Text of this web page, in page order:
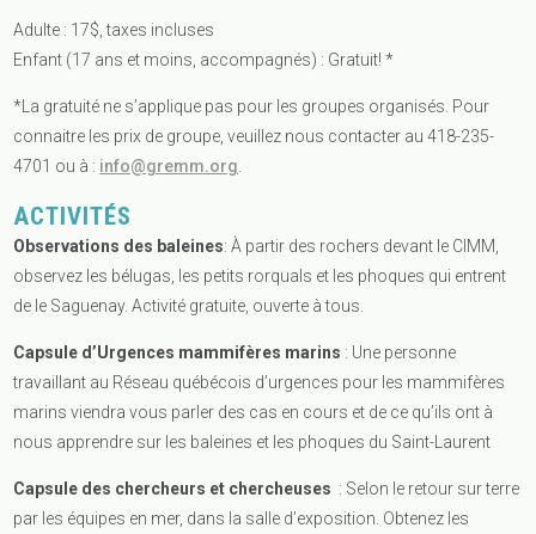
Adulte : 17$, taxes incluses
Enfant (17 ans et moins, accompagnés) : Gratuit! *
*La gratuité ne s’applique pas pour les groupes organisés. Pour
connaitre les prix de groupe, veuillez nous contacter au 418-235-
4701 ou à : info@gremm.org
ACTIVITÉS
Observations des baleines: À partir des rochers devant le CIMM,
observez les bélugas, les petits rorquals et les phoques qui entrent
de le Saguenay. Activité gratuite, ouverte à tous.
Capsule d’Urgences mammifères marins : Une personne
travaillant au Réseau québécois d’urgences pour les mammifères
marins viendra vous parler des cas en cours et de ce qu’ils ont à
nous apprendre sur les baleines et les phoques du Saint-Laurent
Capsule des chercheurs et chercheuses : Selon le retour sur terre
par les équipes en mer, dans la salle d’exposition. Obtenez les